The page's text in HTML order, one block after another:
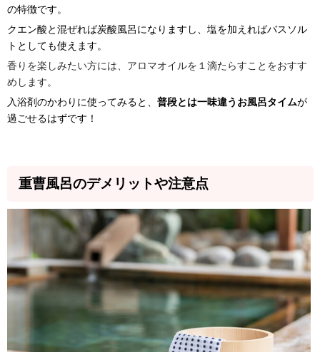
の特徴です。
クエン酸と混ぜれば炭酸風呂になりますし、塩を加えればバスソル
トとしても使えます。
香りを楽しみたい方には、アロマオイルを１滴たらすことをおすす
めします。
入浴剤のかわりに使ってみると、 普段とは一味違うお風呂タイムが
過ごせるはずです！
重曹風呂のデメリットや注意点